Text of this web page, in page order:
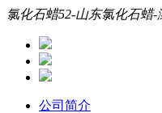
氯化石蜡52-山东氯化石蜡
公司简介